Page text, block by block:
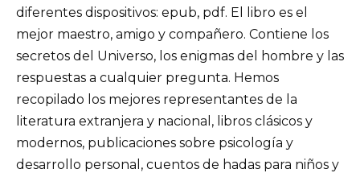
diferentes dispositivos: epub, pdf. El libro es el
mejor maestro, amigo y compañero. Contiene los
secretos del Universo, los enigmas del hombre y las
respuestas a cualquier pregunta. Hemos
recopilado los mejores representantes de la
literatura extranjera y nacional, libros clásicos y
modernos, publicaciones sobre psicología y
desarrollo personal, cuentos de hadas para niños y